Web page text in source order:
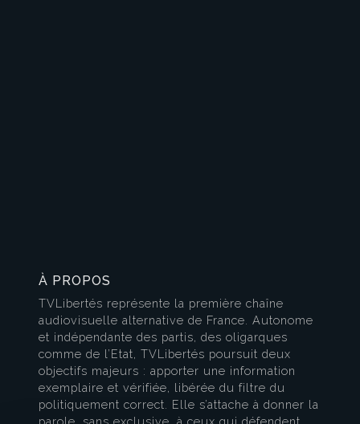
À PROPOS
TVLibertés représente la première chaîne
audiovisuelle alternative de France. Autonome
et indépendante des partis, des oligarques
comme de l’Etat, TVLibertés poursuit deux
objectifs majeurs : apporter une information
exemplaire et vérifiée, libérée du filtre du
politiquement correct. Elle s’attache à donner la